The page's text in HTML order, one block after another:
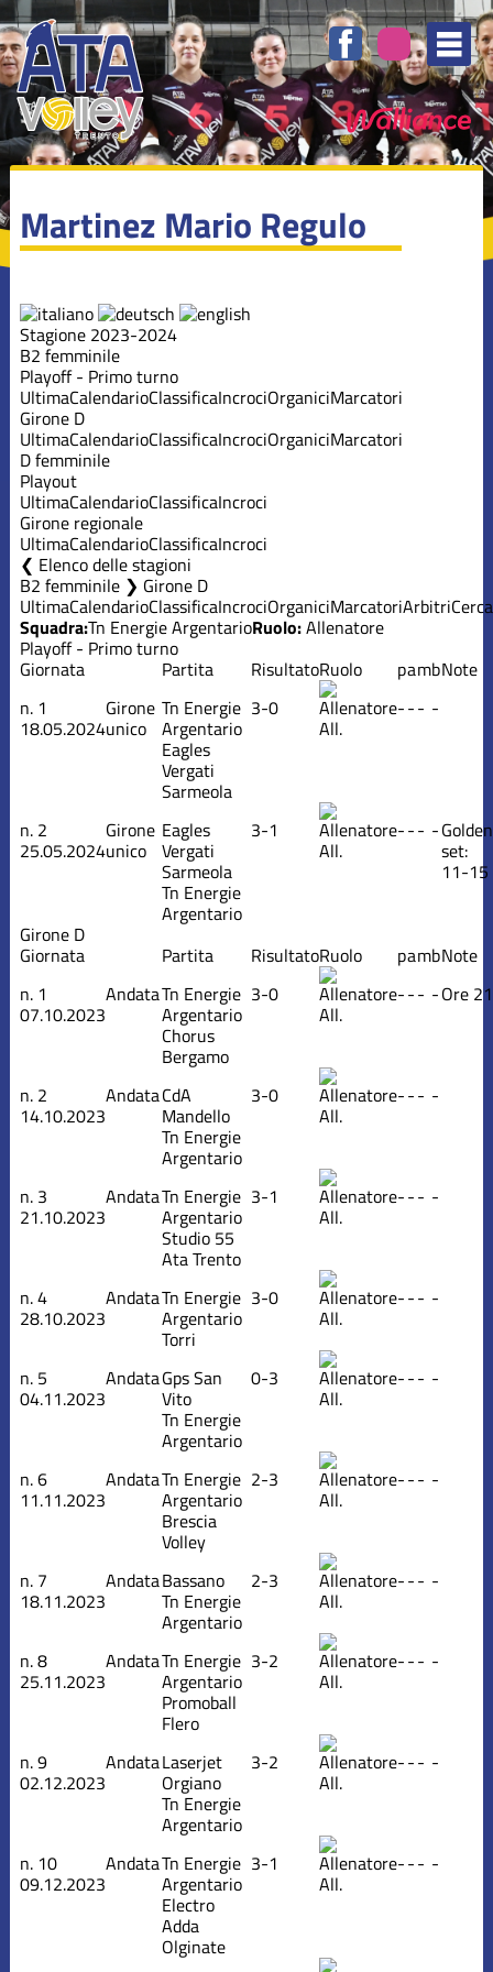
Martinez Mario Regulo
Stagione 2023-2024
B2 femminile
Playoff - Primo turno
UltimaCalendarioClassificaIncrociOrganiciMarcatori
Girone D
UltimaCalendarioClassificaIncrociOrganiciMarcatori
D femminile
Playout
UltimaCalendarioClassificaIncroci
Girone regionale
UltimaCalendarioClassificaIncroci
Elenco delle stagioni
B2 femminile ❯ Girone D
UltimaCalendarioClassificaIncrociOrganiciMarcatoriArbitriCerca
Squadra:Tn Energie ArgentarioRuolo:Allenatore
Playoff - Primo turno
Giornata Partita RisultatoRuolo pambNote
n. 1
18.05.2024
Girone
unico
Tn Energie
Argentario
Eagles
Vergati
Sarmeola
3-0
All.
--- -
n. 2
25.05.2024
Girone
unico
Eagles
Vergati
Sarmeola
Tn Energie
Argentario
3-1
All.
--- -Golden
set:
11-15
Girone D
Giornata Partita RisultatoRuolo pambNote
n. 1
07.10.2023
AndataTn Energie
Argentario
Chorus
Bergamo
3-0
All.
--- -Ore 21
n. 2
14.10.2023
AndataCdA
Mandello
Tn Energie
Argentario
3-0
All.
--- -
n. 3
21.10.2023
AndataTn Energie
Argentario
Studio 55
Ata Trento
3-1
All.
--- -
n.4
28.10.2023
AndataTn Energie
Argentario
Torri
3-0
All.
--- -
n. 5
04.11.2023
AndataGps San
Vito
Tn Energie
Argentario
0-3
All.
--- -
n.6
11.11.2023
AndataTn Energie
Argentario
Brescia
Volley
2-3
All.
--- -
n. 7
18.11.2023
AndataBassano
Tn Energie
Argentario
2-3
All.
--- -
n.8
25.11.2023
AndataTn Energie
Argentario
Promoball
Flero
3-2
All.
--- -
n.9
02.12.2023
AndataLaserjet
Orgiano
Tn Energie
Argentario
3-2
All.
--- -
n. 10
09.12.2023
AndataTn Energie
Argentario
Electro
Adda
Olginate
3-1
All.
--- -